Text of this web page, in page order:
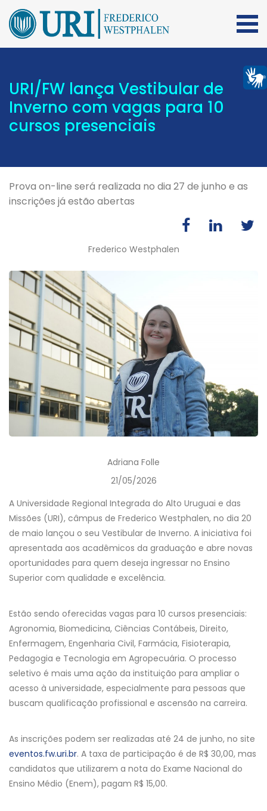
URI/FW lança Vestibular de
Inverno com vagas para 10
cursos presenciais
Prova on-line será realizada no dia 27 de junho e as
inscrições já estão abertas
Frederico Westphalen
Adriana Folle
21/05/2026
A Universidade Regional Integrada do Alto Uruguai e das
Missões (URI), câmpus de Frederico Westphalen, no dia 20
de maio lançou o seu Vestibular de Inverno. A iniciativa foi
apresentada aos acadêmicos da graduação e abre novas
oportunidades para quem deseja ingressar no Ensino
Superior com qualidade e excelência.
Estão sendo oferecidas vagas para 10 cursos presenciais:
Agronomia, Biomedicina, Ciências Contábeis, Direito,
Enfermagem, Engenharia Civil, Farmácia, Fisioterapia,
Pedagogia e Tecnologia em Agropecuária. O processo
seletivo é mais uma ação da instituição para ampliar o
acesso à universidade, especialmente para pessoas que
buscam qualificação profissional e ascensão na carreira.
As inscrições podem ser realizadas até 24 de junho, no site
eventos.fw.uri.br. A taxa de participação é de R$ 30,00, mas
candidatos que utilizarem a nota do Exame Nacional do
Ensino Médio (Enem), pagam R$ 15,00.